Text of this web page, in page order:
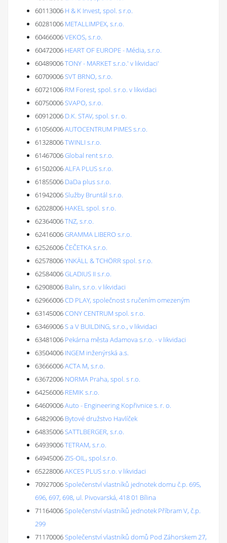
60113006 H & K Invest, spol. s r.o.
60281006 METALLIMPEX, s.r.o.
60466006VEKOS, s.r.o.
60472006 HEART OF EUROPE - Média, s.r.o.
60489006TONY - MARKET s.r.o.' v likvidaci'
60709006SVT BRNO, s.r.o.
60721006 RM Forest, spol. s r.o. v likvidaci
60750006SVAPO, s.r.o.
60912006 D.K. STAV, spol. s r. o.
61056006AUTOCENTRUM PIMES s.r.o.
61328006TWINLI s.r.o.
61467006Global rent s.r.o.
61502006ALFA PLUS s.r.o.
61855006 DaDa plus s.r.o.
61942006Služby Bruntál s.r.o.
62028006 HAKEL spol. s r.o.
62364006TNZ, s.r.o.
62416006GRAMMA LIBERO s.r.o.
62526006ČEČETKA s.r.o.
62578006YNKÄLL & TCHÖRR spol. s r.o.
62584006GLADIUS II s.r.o.
62908006 Balin, s.r.o. v likvidaci
62966006CD PLAY, společnost s ručením omezeným
63145006CONY CENTRUM spol. s r.o.
63469006S a V BUILDING, s.r.o., v likvidaci
63481006 Pekárna města Adamova s.r.o. - v likvidaci
63504006 INGEM inženýrská a.s.
63666006ACTA M, s.r.o.
63672006 NORMA Praha, spol. s r.o.
64256006 REMIK s.r.o.
64609006Auto - Engineering Kopřivnice s. r. o.
64829006 Bytové družstvo Havlíček
64835006SATTLBERGER, s.r.o.
64939006TETRAM, s.r.o.
64945006ZIS-OIL, spol.s.r.o.
65228006AKCES PLUS s.r.o. v likvidaci
70927006Společenství vlastníků jednotek domu č.p. 695,
696, 697, 698, ul. Pivovarská, 418 01 Bílina
71164006Společenství vlastníků jednotek Příbram V, č.p.
299
71170006Společenství vlastníků domů Pod Záhorskem 27,